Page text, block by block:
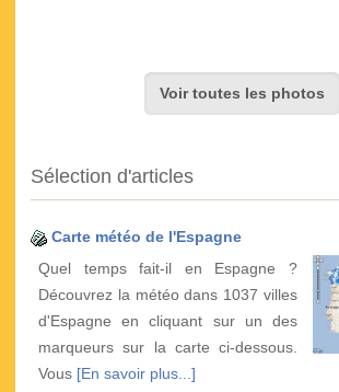
Voir toutes les photos
Sélection d'articles
Carte météo de l'Espagne
Quel temps fait-il en Espagne ?
Découvrez la météo dans 1037 villes
d'Espagne en cliquant sur un des
marqueurs sur la carte ci-dessous.
Vous [En savoir plus...]